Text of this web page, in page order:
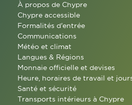
À propos de Chypre
Chypre accessible
Formalités d'entrée
Communications
Météo et climat
Langues & Régions
Monnaie officielle et devises
Heure, horaires de travail et
Santé et sécurité
Transports intérieurs à Chypre